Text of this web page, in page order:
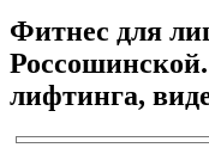
Фитнес для
лифтинга,